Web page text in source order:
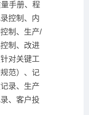
手册、程
控制、内
制、生产/
制、改进
对关键工
范）、记
录、生产
、客户投